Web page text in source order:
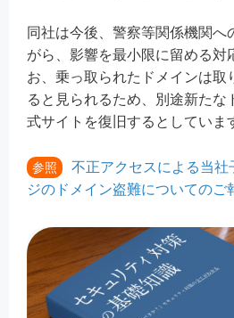
同社は今後、警察等関係機関へ
がら、影響を最小限に留める対
お、乗っ取られたドメインは取
ると見られるため、別途新たな
式サイトを復旧するとしていま
参照
不正アクセスによる当社
ジのドメイン盗難についてのご